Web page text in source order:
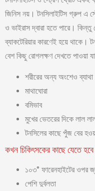
জিনিস নয়। টনসিলাইটিস গ্রুপ এ
ও ভাইরাস দ্বারা হতে পারে।
ব্যাকটেরিয়ার কারণেই হয়ে থাকে।
বেশ কিছু রোগলক্ষণ দেখতে পাওয়া
শরীরের অন্য অংশেও ব্যাথা
মাথাঘোরা
বমিভাব
মুখের ভেতরের দিকে লাল
টনসিলের কাছে পুঁজ বের
কখন চিকিৎসকের কাছে যেতে হবে
১০৩° ফারেনহাইটের ওপর
পেশি দুর্বলতা